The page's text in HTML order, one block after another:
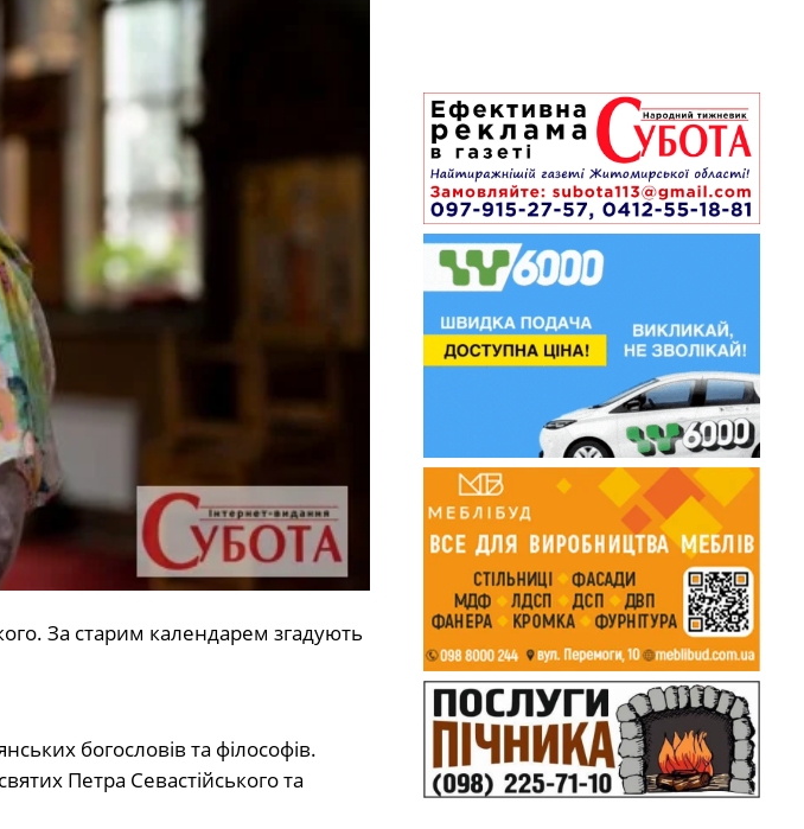
За старим календарем згадують
богословів та філософів.
Петра Севастійського та